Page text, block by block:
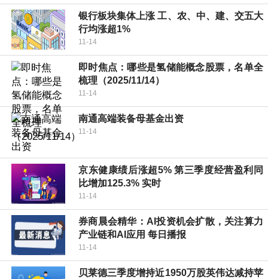
银行板块集体上涨 工、农、中、建、交五大
行均涨超1%
11-14
即时焦点：哪些是氢储能概念股票，名单全
梳理（2025/11/14）
11-14
南通高端装备母基金出资
11-14
京东健康绩后涨超5% 第三季度经营盈利同
比增加125.3% 实时
11-14
券商晨会精华：AI投资机会扩散，关注算力
产业链和AI应用 每日播报
11-14
贝莱德三季度增持近1950万股英伟达减持苹